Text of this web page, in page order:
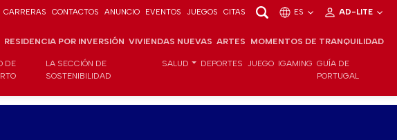
CARRERAS CONTACTOS ANUNCIO EVENTOS JUEGOS CITAS ES AD-LITE
RESIDENCIA POR INVERSIÓN VIVIENDAS NUEVAS ARTES MOMENTOS DE TRANQUILIDAD
DE
LA SECCIÓN DE
SOSTENIBILIDAD
SALUD DEPORTES JUEGO IGAMING GUÍA DE
PORTUGAL